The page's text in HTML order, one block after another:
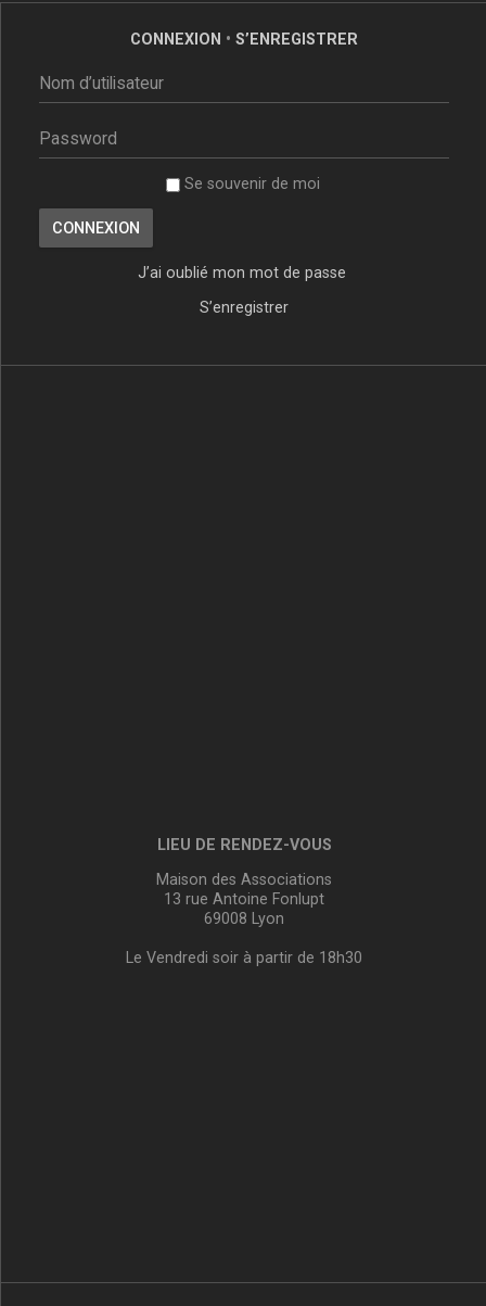
CONNEXION • S’ENREGISTRER
Se souvenir de moi
J’ai oublié mon mot de passe
S’enregistrer
LIEU DE RENDEZ-VOUS
Maison des Associations
13 rue Antoine Fonlupt
69008 Lyon
Le Vendredi soir à partir de 18h30